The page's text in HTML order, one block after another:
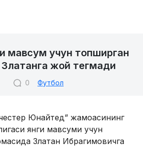
мавсум учун топширган
Златанга жой тегмади
0 Футбол
Юнайтед” жамоасининг
янги мавсуми учун
Златан Ибрагимовичга